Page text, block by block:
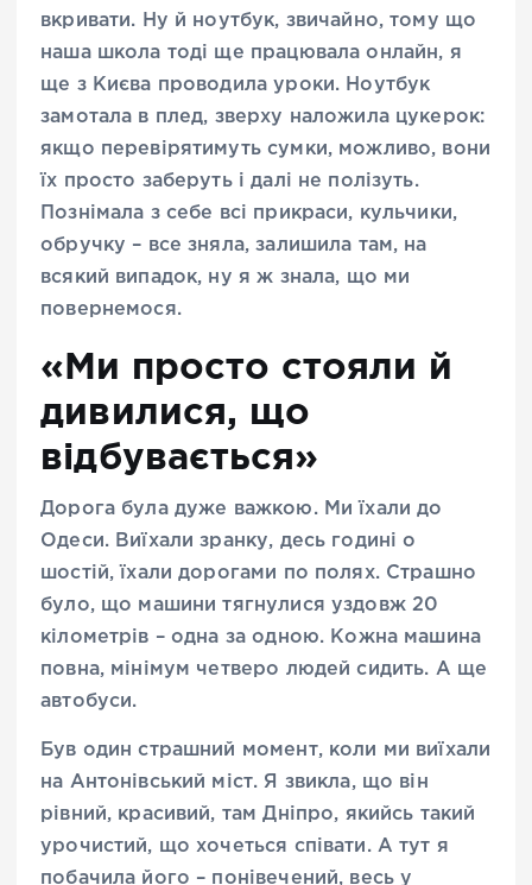
вкривати. Ну й ноутбук, звичайно, тому що
наша школа тоді ще працювала онлайн, я
ще з Києва проводила уроки. Ноутбук
замотала в плед, зверху наложила цукерок:
якщо перевірятимуть сумки, можливо, вони
їх просто заберуть і далі не полізуть.
Познімала з себе всі прикраси, кульчики,
обручку – все зняла, залишила там, на
всякий випадок, ну я ж знала, що ми
повернемося.
«Ми просто стояли й
дивилися, що
відбувається»
Дорога була дуже важкою. Ми їхали до
Одеси. Виїхали зранку, десь годині о
шостій, їхали дорогами по полях. Страшно
було, що машини тягнулися уздовж 20
кілометрів – одна за одною. Кожна машина
повна, мінімум четверо людей сидить. А ще
автобуси.
Був один страшний момент, коли ми виїхали
на Антонівський міст. Я звикла, що він
рівний, красивий, там Дніпро, якийсь такий
урочистий, що хочеться співати. А тут я
побачила його – понівечений, весь у